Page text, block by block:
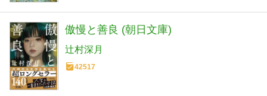
傲慢と善良 (朝日文庫)
辻村深月
42517